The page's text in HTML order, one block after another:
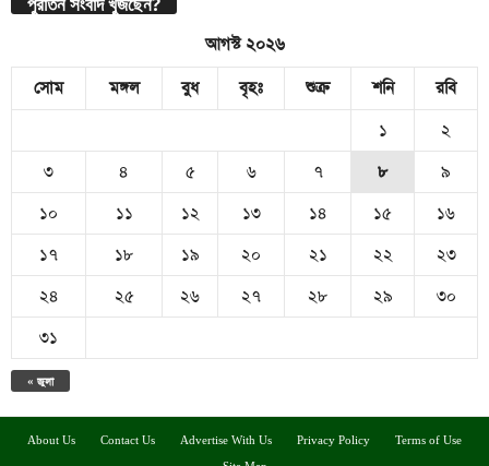
আগস্ট ২০২৬
সোম
মঙ্গল বুধ বৃহঃ শুক্র শনি রবি
« জুলা
১
২
৩
৪ ৫ ৬ ৭ ৮
৯
১০
১১ ১২ ১৩ ১৪ ১৫
১৬
১৭
১৮ ১৯ ২০ ২১ ২২
২৩
২৪
২৫ ২৬ ২৭ ২৮ ২৯
৩০
৩১
About Us Contact Us Advertise With Us Privacy Policy
Terms of Use